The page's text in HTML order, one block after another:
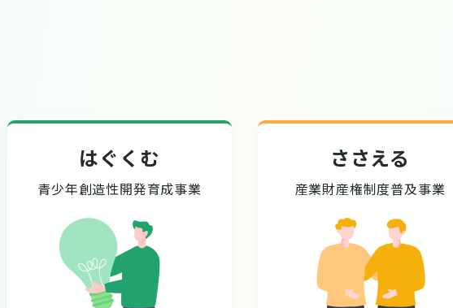
はぐくむ
青少年創造性開発育成事業
ささえる
産業財産権制度普及事業